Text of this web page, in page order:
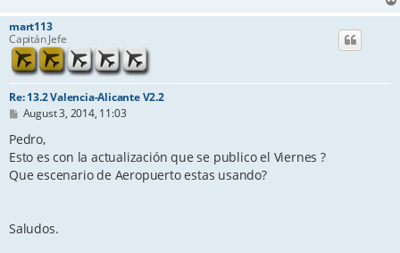
mart113
Capitán Jefe
Re: 13.2 Valencia-Alicante V2.2
P
s
August 3, 2014, 11:03
Pedro,
Esto es con la actualización que se publico el Viernes ?
Que escenario de Aeropuerto estas usando?
Saludos.